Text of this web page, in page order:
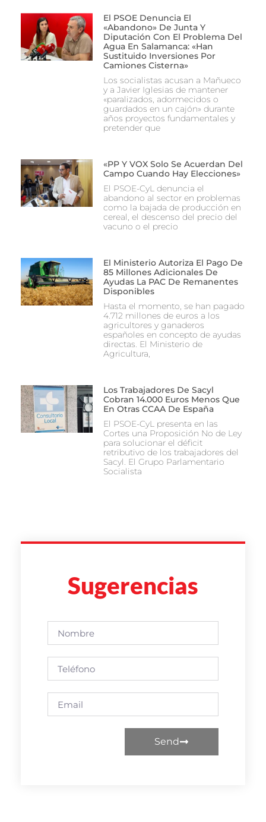
El PSOE Denuncia El
«abandono» De Junta Y
Diputación Con El Problema Del
Agua En Salamanca: «Han
Sustituido Inversiones Por
Camiones Cisterna»
Los socialistas acusan a Mañueco
y a Javier Iglesias de mantener
«paralizados, adormecidos o
guardados en un cajón» durante
años proyectos fundamentales y
pretender que
«PP Y VOX Solo Se Acuerdan Del
Campo Cuando Hay Elecciones»
El PSOE-CyL denuncia el
abandono al sector en problemas
como la bajada de producción en
cereal, el descenso del precio del
vacuno o el precio
El Ministerio Autoriza El Pago De
85 Millones Adicionales De
Ayudas La PAC De Remanentes
Disponibles
Hasta el momento, se han pagado
4.712 millones de euros a los
agricultores y ganaderos
españoles en concepto de ayudas
directas. El Ministerio de
Agricultura,
Los Trabajadores De Sacyl
Cobran 14.000 Euros Menos Que
En Otras CCAA De España
El PSOE-CyL presenta en las
Cortes una Proposición No de Ley
para solucionar el déficit
retributivo de los trabajadores del
Sacyl. El Grupo Parlamentario
Socialista
Sugerencias
Send